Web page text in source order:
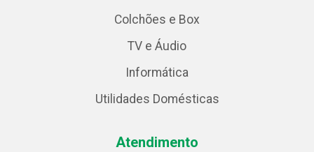
Colchões e Box
TV e Áudio
Informática
Utilidades Domésticas
Atendimento